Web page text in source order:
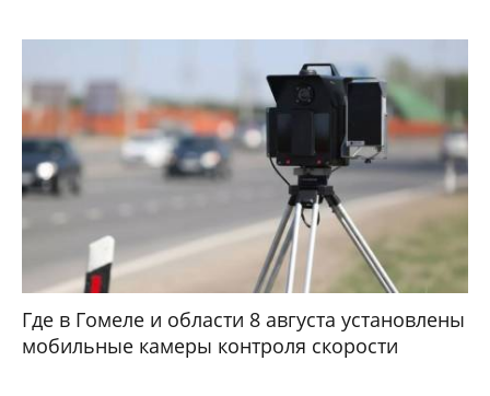
Где в Гомеле и области 8 августа установлены
мобильные камеры контроля скорости